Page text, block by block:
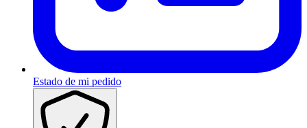
Estado de mi pedido